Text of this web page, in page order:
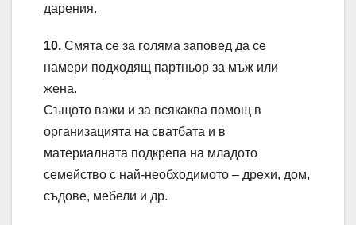
дарения.
10. Смята се за голяма заповед да се
намери подходящ партньор за мъж или
жена.
Същото важи и за всякаква помощ в
организацията на сватбата и в
материалната подкрепа на младото
семейство с най-необходимото – дрехи, дом,
съдове, мебели и др.